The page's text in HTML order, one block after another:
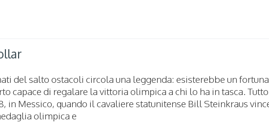
del salto ostacoli circola una leggenda: esisterebbe un
capace di regalare la vittoria olimpica a chi lo ha in tasca.
in Messico, quando il cavaliere statunitense Bill Steinkraus
olimpica e